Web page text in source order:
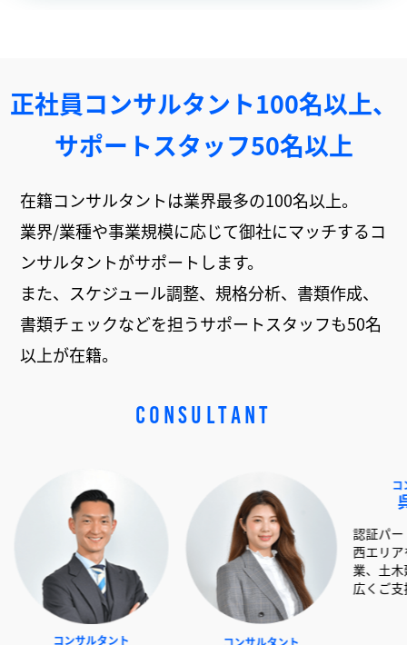
正社員コンサルタント100名以上、
サポートスタッフ50名以上
在籍コンサルタントは業界最多の100名以上。
業界/業種や事業規模に応じて御社にマッチするコ
ンサルタントがサポートします。
また、スケジュール調整、規格分析、書類作成、
書類チェックなどを担うサポートスタッフも50名
以上が在籍。
CONSULTANT
サルタント コンサルタント